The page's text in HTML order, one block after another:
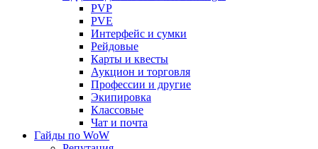
PVP
PVE
Интерфейс и сумки
Рейдовые
Карты и квесты
Аукцион и торговля
Профессии и другие
Экипировка
Классовые
Чат и почта
Гайды по WoW